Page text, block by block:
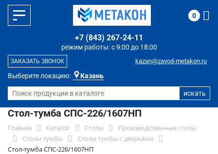
Выберите локацию: Казань
режим работы: с 9:00 до 18:00
+7 (843) 267-24-11
kazan@zavod-metakon.ru
ЗАКАЗАТЬ ЗВОНОК
0
Стол-тумба СПС-226/1607НП
Главная Каталог Столы
Производственные столы
Столы тумбы
Столы тумбы с дверками
Стол-тумба СПС-226/1607НП